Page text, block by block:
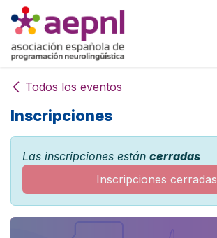
Ir al contenido
Todos los eventos
Inscripciones
Las inscripciones están cerradas
Inscripciones cerradas